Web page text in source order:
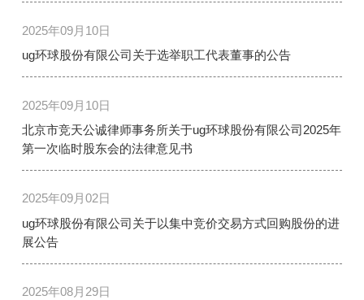
2025年09月10日
ug环球股份有限公司关于选举职工代表董事的公告
2025年09月10日
北京市竞天公诚律师事务所关于ug环球股份有限公司2025年
第一次临时股东会的法律意见书
2025年09月02日
ug环球股份有限公司关于以集中竞价交易方式回购股份的进
展公告
2025年08月29日